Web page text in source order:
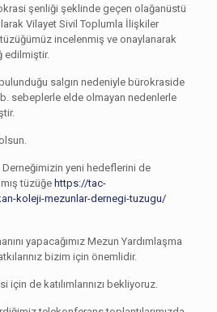
şenliği şeklinde geçen olağanüstü
Vilayet Sivil Toplumla İlişkiler
incelenmiş ve onaylanarak
edilmiştir.
salgın nedeniyle bürokraside
sebeplerle elde olmayan nedenlerle
yeni hedeflerini de
tüzüğe https://tac-
koleji-mezunlar-dernegi-tuzugu/
yapacağımız Mezun Yardımlaşma
bizim için önemlidir.
de katılımlarınızı bekliyoruz.